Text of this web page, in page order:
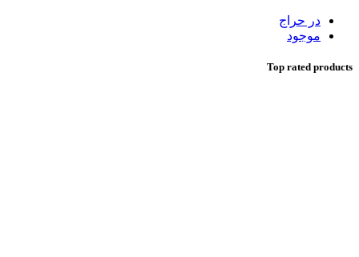
در حراج
موجود
Top rated products